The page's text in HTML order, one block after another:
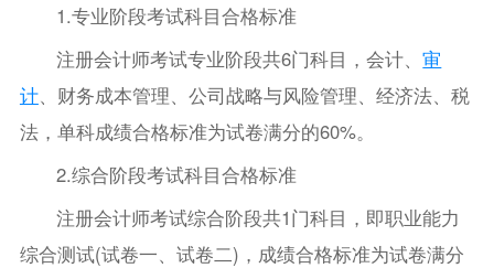
1.专业阶段考试科目合格标准
注册会计师考试专业阶段共6门科目，会计、审
计、财务成本管理、公司战略与风险管理、经济法、税
法，单科成绩合格标准为试卷满分的60%。
2.综合阶段考试科目合格标准
注册会计师考试综合阶段共1门科目，即职业能力
综合测试(试卷一、试卷二)，成绩合格标准为试卷满分